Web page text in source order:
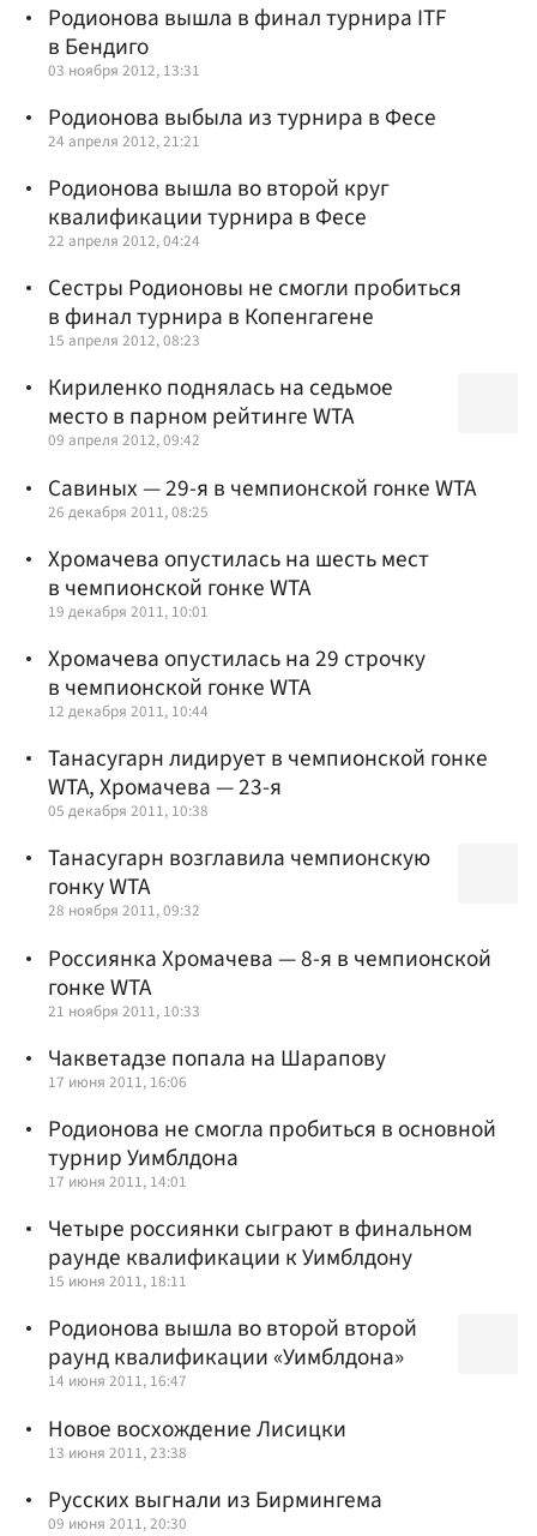
Родионова вышла в финал турнира ITF
в Бендиго
03 ноября 2012, 13:31
Родионова выбыла из турнира в Фесе
24 апреля 2012, 21:21
Родионова вышла во второй круг
квалификации турнира в Фесе
22 апреля 2012, 04:24
Сестры Родионовы не смогли пробиться
в финал турнира в Копенгагене
15 апреля 2012, 08:23
Кириленко поднялась на седьмое
место в парном рейтинге WTA
09 апреля 2012, 09:42
Савиных — 29-я в чемпионской гонке WTA
26 декабря 2011, 08:25
Хромачева опустилась на шесть мест
в чемпионской гонке WTA
19 декабря 2011, 10:01
Хромачева опустилась на 29 строчку
в чемпионской гонке WTA
12 декабря 2011, 10:44
Танасугарн лидирует в чемпионской гонке
WTA, Хромачева — 23-я
05 декабря 2011, 10:38
Танасугарн возглавила чемпионскую
гонку WTA
28 ноября 2011, 09:32
Россиянка Хромачева — 8-я в чемпионской
гонке WTA
21 ноября 2011, 10:33
Чакветадзе попала на Шарапову
17 июня 2011, 16:06
Родионова не смогла пробиться в основной
турнир Уимблдона
17 июня 2011, 14:01
Четыре россиянки сыграют в финальном
раунде квалификации к Уимблдону
15 июня 2011, 18:11
Родионова вышла во второй второй
раунд квалификации «Уимблдона»
14 июня 2011, 16:47
Новое восхождение Лисицки
13 июня 2011, 23:38
Русских выгнали из Бирмингема
09 июня 2011, 20:30